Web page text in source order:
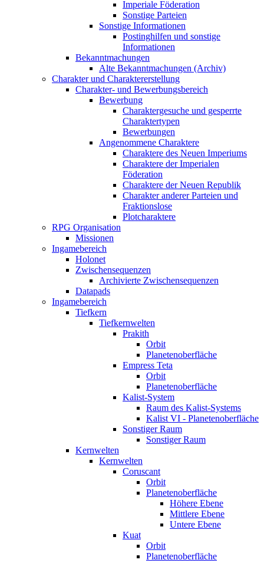
Imperiale Föderation
Sonstige Parteien
Sonstige Informationen
Postinghilfen und sonstige
Informationen
Bekanntmachungen
Alte Bekanntmachungen (Archiv)
Charakter und Charaktererstellung
Charakter- und Bewerbungsbereich
Bewerbung
Charaktergesuche und gesperrte
Charaktertypen
Bewerbungen
Angenommene Charaktere
Charaktere des Neuen Imperiums
Charaktere der Imperialen
Föderation
Charaktere der Neuen Republik
Charakter anderer Parteien und
Fraktionslose
Plotcharaktere
RPG Organisation
Missionen
Ingamebereich
Holonet
Zwischensequenzen
Archivierte Zwischensequenzen
Datapads
Ingamebereich
Tiefkern
Tiefkernwelten
Prakith
Orbit
Planetenoberfläche
Empress Teta
Orbit
Planetenoberfläche
Kalist-System
Raum des Kalist-Systems
Kalist VI - Planetenoberfläche
Sonstiger Raum
Sonstiger Raum
Kernwelten
Kernwelten
Coruscant
Orbit
Planetenoberfläche
Höhere Ebene
Mittlere Ebene
Untere Ebene
Kuat
Orbit
Planetenoberfläche